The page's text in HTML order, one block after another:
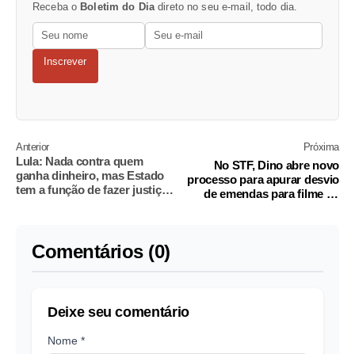
Receba o Boletim do Diadireto no seu e-mail, todo dia.
Inscrever
Anterior
Lula: Nada contra quem
ganha dinheiro, mas Estado
tem a função de fazer justiça e
Próxima
No STF, Dino abre novo
processo para apurar desvio
de emendas para filme de
Comentários (0)
Deixe seu comentário
Nome *